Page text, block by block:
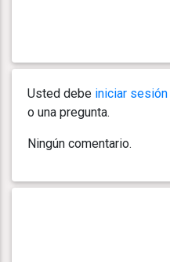
Usted debe iniciar sesión
o una pregunta.
Ningún comentario.